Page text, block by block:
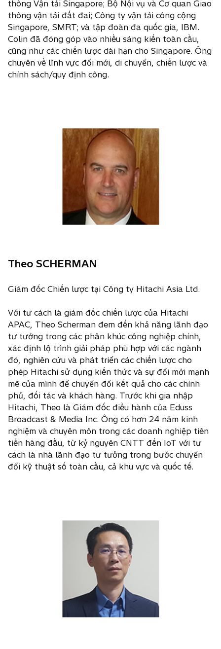
thông Vận tải Singapore; Bộ Nội vụ và Cơ quan Giao
thông vận tải đất đai; Công ty vận tải công cộng
Singapore, SMRT; và tập đoàn đa quốc gia, IBM.
Colin đã đóng góp vào nhiều sáng kiến toàn cầu,
cũng như các chiến lược dài hạn cho Singapore. Ông
chuyên về lĩnh vực đổi mới, di chuyển, chiến lược và
chính sách/quy định công.
Theo SCHERMAN
Giám đốc Chiến lược tại Công ty Hitachi Asia Ltd.
Với tư cách là giám đốc chiến lược của Hitachi
APAC, Theo Scherman đem đến khả năng lãnh đạo
tư tưởng trong các phân khúc công nghiệp chính,
xác định lộ trình giải pháp phù hợp với các ngành
đó, nghiên cứu và phát triển các chiến lược cho
phép Hitachi sử dụng kiến thức và sự đổi mới mạnh
mẽ của mình để chuyển đổi kết quả cho các chính
phủ, đối tác và khách hàng. Trước khi gia nhập
Hitachi, Theo là Giám đốc điều hành của Eduss
Broadcast & Media Inc. Ông có hơn 24 năm kinh
nghiệm và chuyên môn trong các doanh nghiệp tiên
tiến hàng đầu, từ kỷ nguyên CNTT đến IoT với tư
cách là nhà lãnh đạo tư tưởng trong bước chuyển
đổi kỹ thuật số toàn cầu, cả khu vực và quốc tế.